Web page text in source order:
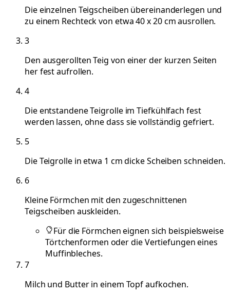
Die einzelnen Teigscheiben übereinanderlegen und
zu einem Rechteck von etwa 40 x 20 cm ausrollen.
3
Den ausgerollten Teig von einer der kurzen Seiten
her fest aufrollen.
4
Die entstandene Teigrolle im Tiefkühlfach fest
werden lassen, ohne dass sie vollständig gefriert.
5
Die Teigrolle in etwa 1 cm dicke Scheiben schneiden.
6
Kleine Förmchen mit den zugeschnittenen
Teigscheiben auskleiden.
Für die Förmchen eignen sich beispielsweise
Törtchenformen oder die Vertiefungen eines
Muffinbleches.
7
Milch und Butter in einem Topf aufkochen.